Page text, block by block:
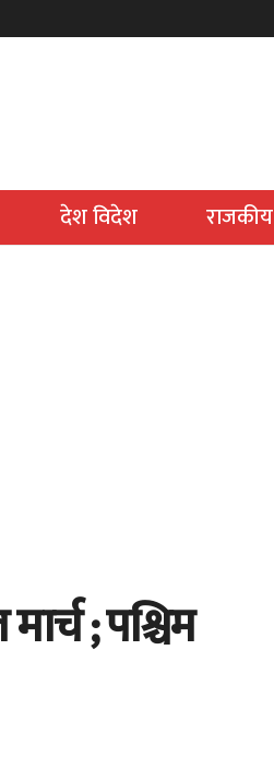
देश विदेश राजकीय
; पश्चिम